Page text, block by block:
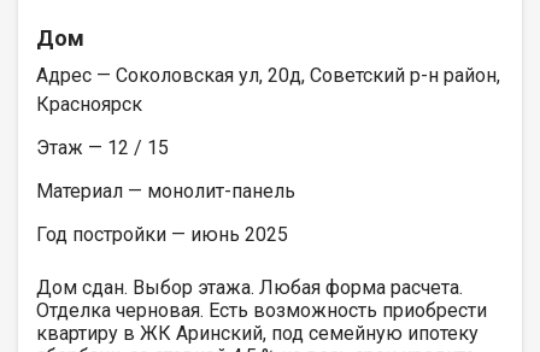
Дом
Адрес — Соколовская ул, 20д, Советский р-н район,
Красноярск
Этаж — 12 / 15
Материал — монолит-панель
Год постройки — июнь 2025
Дом сдан. Выбор этажа. Любая форма расчета.
Отделка черновая. Есть возможность приобрести
квартиру в ЖК Аринский, под семейную ипотеку